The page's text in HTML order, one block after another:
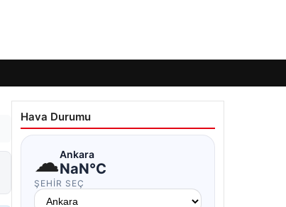
Hava Durumu
☁Ankara
NaN°C
ŞEHIR SEÇ